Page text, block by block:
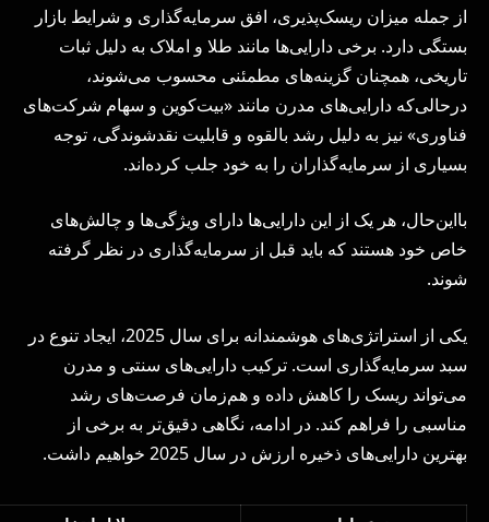
از جمله میزان ریسک‌پذیری، افق سرمایه‌گذاری و شرایط بازار
بستگی دارد. برخی دارایی‌ها مانند طلا و املاک به دلیل ثبات
تاریخی، همچنان گزینه‌های مطمئنی محسوب می‌شوند،
درحالی‌که دارایی‌های مدرن مانند «بیت‌کوین و سهام شرکت‌های
فناوری» نیز به دلیل رشد بالقوه و قابلیت نقدشوندگی، توجه
بسیاری از سرمایه‌گذاران را به خود جلب کرده‌اند.
بااین‌حال، هر یک از این دارایی‌ها دارای ویژگی‌ها و چالش‌های
خاص خود هستند که باید قبل از سرمایه‌گذاری در نظر گرفته
شوند.
یکی از استراتژی‌های هوشمندانه برای سال 2025، ایجاد تنوع در
سبد سرمایه‌گذاری است. ترکیب دارایی‌های سنتی و مدرن
می‌تواند ریسک را کاهش داده و هم‌زمان فرصت‌های رشد
مناسبی را فراهم کند. در ادامه، نگاهی دقیق‌تر به برخی از
بهترین دارایی‌های ذخیره ارزش در سال 2025 خواهیم داشت.